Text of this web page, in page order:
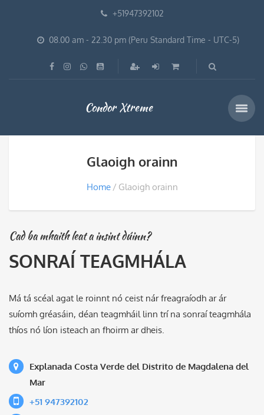
+51947392102
08.00 am - 22.30 pm (Peru Standard Time - UTC-5)
Condor Xtreme
Glaoigh orainn
Home Glaoigh orainn
Cad ba mhaith leat a insint dúinn?
SONRAÍ TEAGMHÁLA
Má tá scéal agat le roinnt nó ceist nár freagraíodh ar ár
suíomh gréasáin, déan teagmháil linn trí na sonraí teagmhála
thíos nó líon isteach an fhoirm ar dheis.
Explanada Costa Verde del Distrito de Magdalena del
Mar
+51 947392102